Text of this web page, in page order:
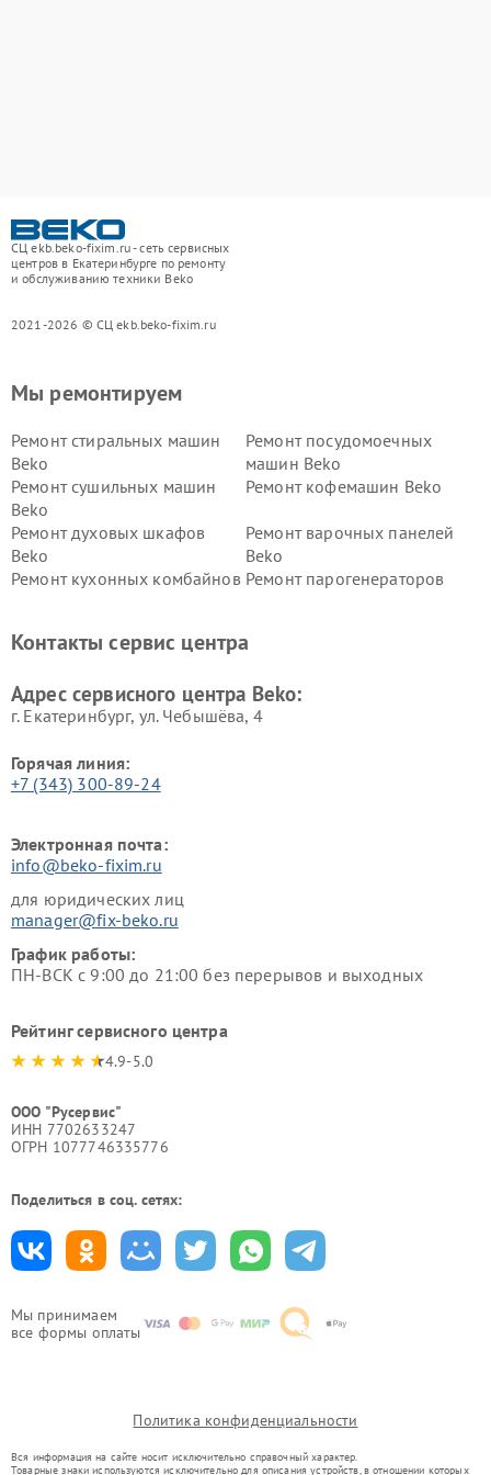
СЦ ekb.beko-fixim.ru - сеть сервисных
центров в Екатеринбурге по ремонту
и обслуживанию техники Beko
2021-2026 © СЦ ekb.beko-fixim.ru
Мы принимаем
все формы оплаты
Мы ремонтируем
Ремонт стиральных машин
Beko
Ремонт посудомоечных
машин Beko
Ремонт сушильных машин
Beko
Ремонт кофемашин Beko
Ремонт духовых шкафов
Beko
Ремонт варочных панелей
Beko
Ремонт кухонных комбайнов Ремонт парогенераторов
Ремонт холодильников Beko Ремонт морозильных камер
Контакты сервис центра
Адрес сервисного центра Beko:
г. Екатеринбург, ул. Чебышёва, 4
Горячая линия:
+7 (343) 300-89-24
Электронная почта:
info@beko-fixim.ru
для юридических лиц
manager@fix-beko.ru
График работы:
ПН-ВСК с 9:00 до 21:00 без перерывов и выходных
Рейтинг сервисного центра
4.9-5.0
ООО "Русервис"
ИНН 7702633247
ОГРН 1077746335776
Поделиться в соц. сетях:
Политика конфиденциальности
Вся информация на сайте носит исключительно справочный характер.
Товарные знаки используются исключительно для описания устройств, в отношении которых